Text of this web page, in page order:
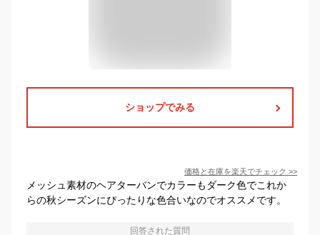
ショップでみる
価格と在庫を楽天でチェック >>
メッシュ素材のヘアターバンでカラーもダーク色でこれか
らの秋シーズンにぴったりな色合いなのでオススメです。
回答された質問